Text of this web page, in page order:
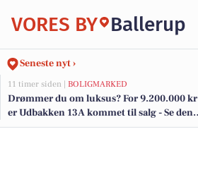
VORES BY Ballerup
Seneste nyt ›
11 timer siden | BOLIGMARKED
Drømmer du om luksus? For 9.200.000 kr
er Udbakken 13A kommet til salg - Se den
og de dyreste boliger til salg her